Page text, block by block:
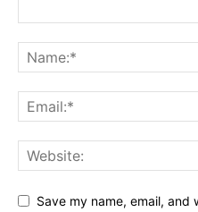
Save my name, email,